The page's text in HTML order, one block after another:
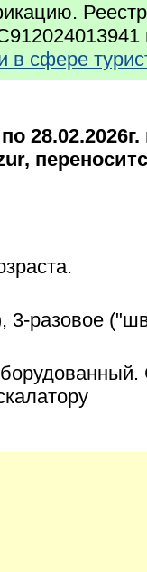
в сфере
3-разовое